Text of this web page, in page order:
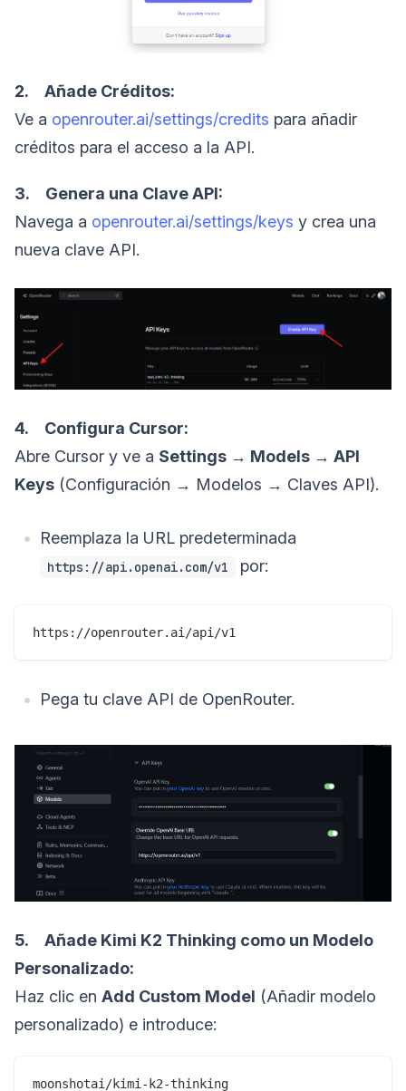
2. Añade Créditos:
Ve a openrouter.ai/settings/credits para añadir
créditos para el acceso a la API.
3. Genera una Clave API:
Navega a openrouter.ai/settings/keys y crea una
nueva clave API.
4. Configura Cursor:
Abre Cursor y ve a Settings → Models → API
Keys (Configuración → Modelos → Claves API).
Reemplaza la URL predeterminada
https://api.openai.com/v1 por:
Pega tu clave API de OpenRouter.
5. Añade Kimi K2 Thinking como un Modelo
Personalizado:
Haz clic en Add Custom Model (Añadir modelo
personalizado) e introduce: